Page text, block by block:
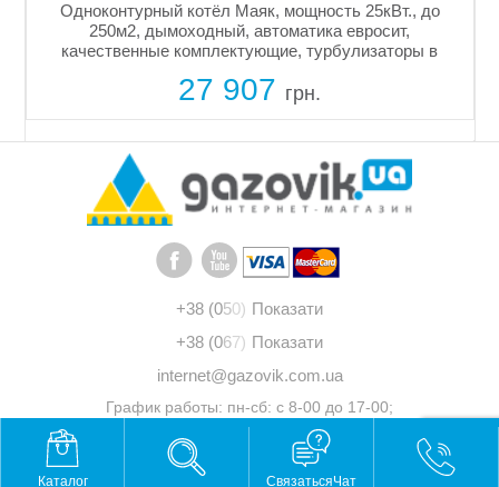
Одноконтурный котёл Маяк, мощность 25кВт., до
250м2, дымоходный, автоматика евросит,
качественные комплектующие, турбулизаторы в
дымохода 150мм, подключение газа 1/2 дюйма....
27 907 грн.
+38 (050) Показати
+38 (067) Показати
internet@gazovik.com.ua
График работы: пн-сб: с 8-00 до 17-00;
вс: выходной
© 2011 - 2026 "Газовик"
Разработка
Praid Agency
Каталог СвязатьсяЧат